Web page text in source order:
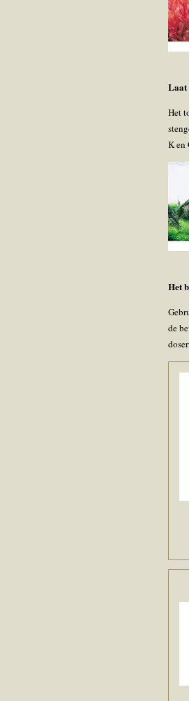
Laat
Het
K en
Het
de